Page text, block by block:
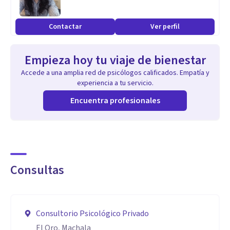
Especialidad
MI FORMACIÓN: -Maestría en Psicología Clínica con
-Formación superior en Intervención en Crisis
-Formación superior en Neuropsicología del Adulto
-Especialidad en Trastornos Emocionales del Adulto
-Certificación superior en Acompañamiento Psicológico a
Aptitudes
-Comunicación clara, asertiva y adaptable
Contactar Ver perfil
Empieza hoy tu viaje de bienestar
Accede a una amplia red de psicólogos calificados. Empatía y
experiencia a tu servicio.
Encuentra profesionales
Consultas
Consultorio Psicológico Privado